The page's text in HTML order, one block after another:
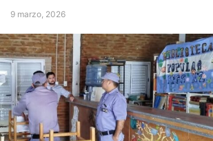
9 marzo, 2026